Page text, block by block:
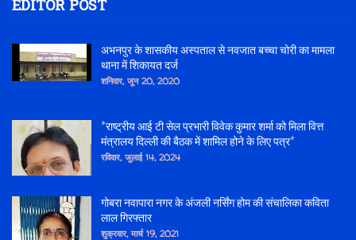
EDITOR POST
अभनपुर के शासकीय अस्पताल से नवजात बच्चा चोरी का मामला
थाना में शिकायत दर्ज
शनिवार, जून 20, 2020
*राष्ट्रीय आई टी सेल प्रभारी विवेक कुमार शर्मा को मिला वित्त
मंत्रालय दिल्ली की बैठक में शामिल होने के लिए पत्र*
रविवार, जुलाई 14, 2024
गोबरा नवापारा नगर के अंजली नर्सिंग होम की संचालिका कविता
लाल गिरफ्तार
शुक्रवार, मार्च 19, 2021